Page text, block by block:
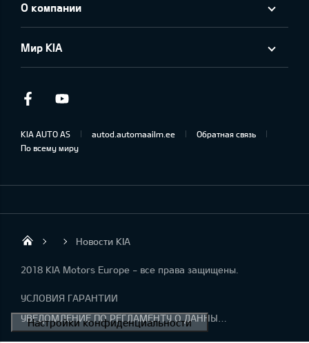
О компании
Мир KIA
Facebook
KIA AUTO AS autod.automaailm.ee
Обратная связь
По всему миру
Salome Tartu AS
Новости KIA
2018 KIA Motors Europe - все права защищены.
УСЛОВИЯ ГАРАНТИИ